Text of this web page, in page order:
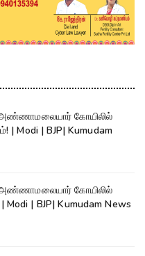
கோயிலில்
| BJP| Kumudam
கோயிலில்
Kumudam News